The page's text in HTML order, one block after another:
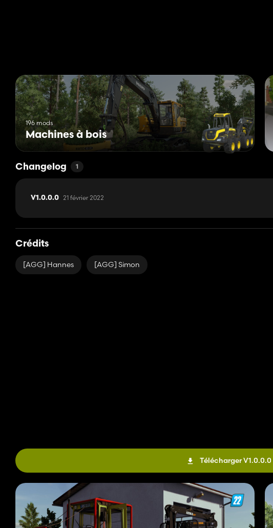
196 mods
Machines à bois
Changelog 1
V1.0.0.0 21 février 2022
Crédits
[AGG] Hannes [AGG] Simon
Télécharger V1.0.0.0